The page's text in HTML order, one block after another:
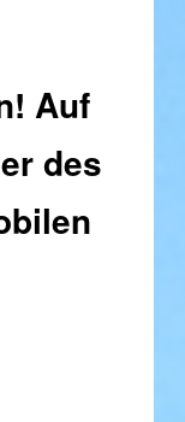
Auf
des